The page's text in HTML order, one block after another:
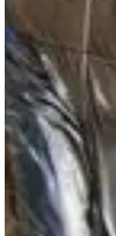
Dates d'inscription
Pas encore communiquées
Plus d'info
Plus d'info
Date à confirmer
SoMAD 9K Torcy
km
Course fun
Course d'obstacle